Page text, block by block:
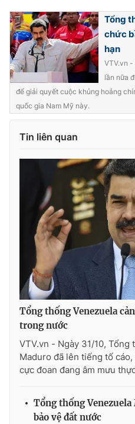
Email:toasoan@vtv.vn
Liên hệ quảng cáo:024-
® Cấm sao chép dưới mọi hình
thuận bằng văn bản. Ghi rõ
thông tin từ website này.
Tổng
chức
hạn
VTV.vn -
lần nữa
để giải quyết cuộc khủng hoảng
quốc gia Nam Mỹ này.
Tin liên quan
Tổng thống Venezuela
trong nước
VTV.vn - Ngày 31/10, Tổng
Maduro đã lên tiếng tố
cực đoan đang âm mưu
Tổng thống
bảo vệ đất nước